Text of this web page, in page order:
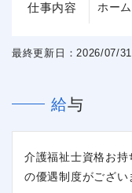
仕事内容 ホー
最終更新日：2026/07/31
給与
介護福祉士資格お
の優遇制度がござい